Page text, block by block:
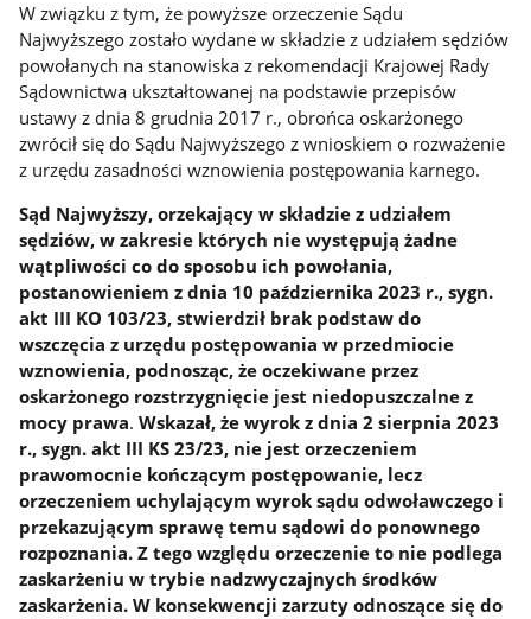
W związku z tym, że powyższe orzeczenie Sądu
Najwyższego zostało wydane w składzie z udziałem sędziów
powołanych na stanowiska z rekomendacji Krajowej Rady
Sądownictwa ukształtowanej na podstawie przepisów
ustawy z dnia 8 grudnia 2017 r., obrońca oskarżonego
zwrócił się do Sądu Najwyższego z wnioskiem o rozważenie
z urzędu zasadności wznowienia postępowania karnego.
Sąd Najwyższy, orzekający w składzie z udziałem
sędziów, w zakresie których nie występują żadne
wątpliwości co do sposobu ich powołania,
postanowieniem z dnia 10 października 2023 r., sygn.
akt III KO 103/23, stwierdził brak podstaw do
wszczęcia z urzędu postępowania w przedmiocie
wznowienia, podnosząc, że oczekiwane przez
oskarżonego rozstrzygnięcie jest niedopuszczalne z
mocy prawa. Wskazał, że wyrok z dnia 2 sierpnia 2023
r., sygn. akt III KS 23/23, nie jest orzeczeniem
prawomocnie kończącym postępowanie, lecz
orzeczeniem uchylającym wyrok sądu odwoławczego i
przekazującym sprawę temu sądowi do ponownego
rozpoznania. Z tego względu orzeczenie to nie podlega
zaskarżeniu w trybie nadzwyczajnych środków
zaskarżenia. W konsekwencji zarzuty odnoszące się do